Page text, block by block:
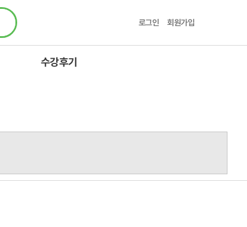
로그인 회원가입
수강후기